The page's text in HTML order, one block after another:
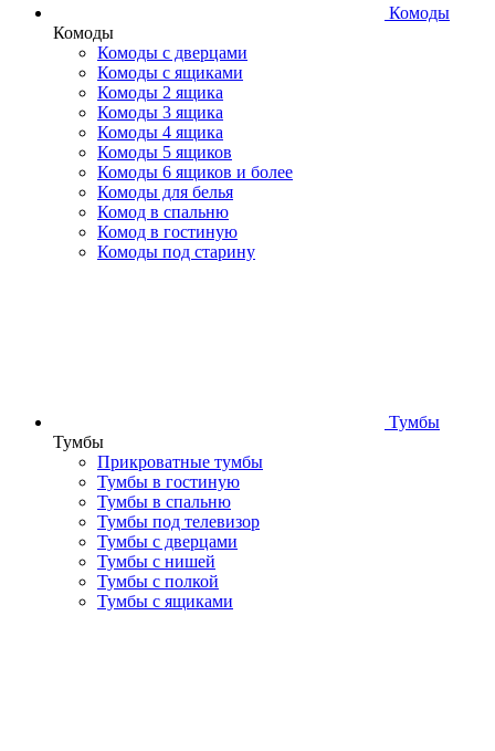
Комоды
Комоды
Комоды с дверцами
Комоды с ящиками
Комоды 2 ящика
Комоды 3 ящика
Комоды 4 ящика
Комоды 5 ящиков
Комоды 6 ящиков и более
Комоды для белья
Комод в спальню
Комод в гостиную
Комоды под старину
Тумбы
Тумбы
Прикроватные тумбы
Тумбы в гостиную
Тумбы в спальню
Тумбы под телевизор
Тумбы с дверцами
Тумбы с нишей
Тумбы с полкой
Тумбы с ящиками